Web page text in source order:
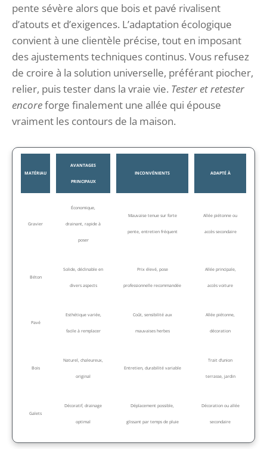
pente sévère alors que bois et pavé rivalisent
d’atouts et d’exigences. L’adaptation écologique
convient à une clientèle précise, tout en imposant
des ajustements techniques continus. Vous refusez
de croire à la solution universelle, préférant piocher,
relier, puis tester dans la vraie vie. Tester et retester
encoreforge finalement une allée qui épouse
vraiment les contours de la maison.
MATÉRIAU
AVANTAGES
PRINCIPAUX
INCONVÉNIENTS ADAPTÉ À
Gravier
Économique,
drainant, rapide à
poser
Mauvaise tenue sur forte
pente, entretien fréquent
Allée piétonne ou
accès secondaire
Béton
Solide, déclinable en
divers aspects
Prix élevé, pose
professionnelle recommandée
Allée principale,
accès voiture
Pavé
Esthétique variée,
facile à remplacer
Coût, sensibilité aux
mauvaises herbes
Allée piétonne,
décoration
Bois
Naturel, chaleureux,
original
Entretien, durabilité variable
Trait d’union
terrasse, jardin
Galets
Décoratif, drainage
optimal
Déplacement possible,
glissant par temps de pluie
Décoration ou allée
secondaire